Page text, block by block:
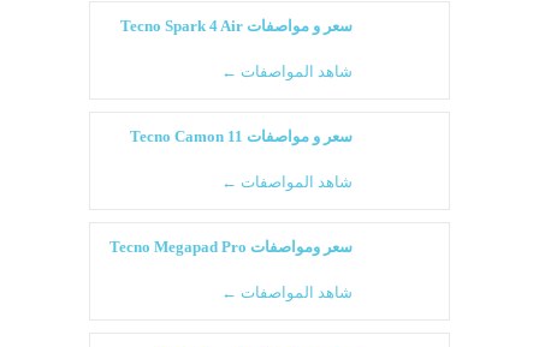
سعر و مواصفات Tecno Spark 4 Air
شاهد المواصفات ←
سعر و مواصفات Tecno Camon 11
شاهد المواصفات ←
سعر ومواصفات Tecno Megapad Pro
شاهد المواصفات ←